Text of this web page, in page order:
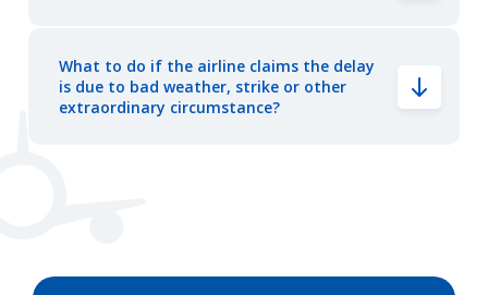
What to do if the airline claims the delay
is due to bad weather, strike or other
extraordinary circumstance?